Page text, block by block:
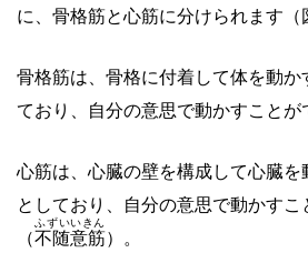
に、骨格筋と心筋に分けられます（
骨格筋は、骨格に付着して体を動か
ており、自分の意思で動かすことが
心筋は、心臓の壁を構成して心臓を
としており、自分の意思で動かすこ
（不随意筋
ふずいいきん
）。